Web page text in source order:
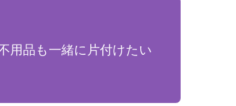
用品も一緒に片付けたい